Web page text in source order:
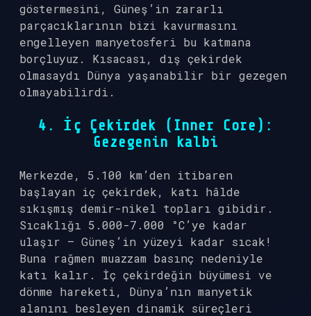
göstermesini, Güneş’in zararlı
parçacıklarının bizi kavurmasını
engelleyen manyetosferi bu katmana
borçluyuz. Kısacası, dış çekirdek
olmasaydı Dünya yaşanabilir bir gezegen
olmayabilirdi.
4. İç Çekirdek (Inner Core):
Gezegenin kalbi
Merkezde, 5.100 km’den itibaren
başlayan iç çekirdek, katı hâlde
sıkışmış demir-nikel topları gibidir.
Sıcaklığı 5.000-7.000 °C’ye kadar
ulaşır — Güneş’in yüzeyi kadar sıcak!
Buna rağmen muazzam basınç nedeniyle
katı kalır. İç çekirdeğin büyümesi ve
dönme hareketi, Dünya’nın manyetik
alanını besleyen dinamik süreçleri